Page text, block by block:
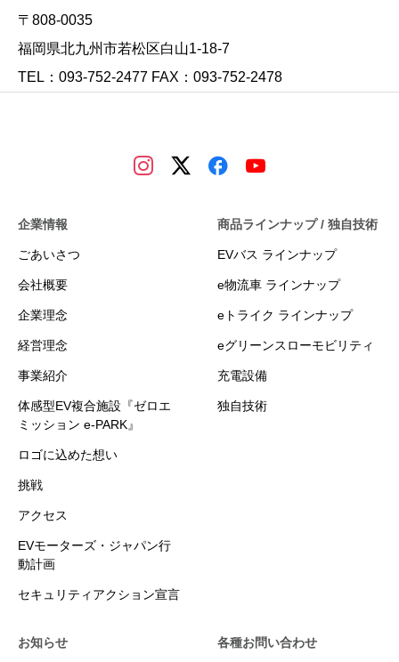
〒808-0035
福岡県北九州市若松区白山1-18-7
TEL：093-752-2477 FAX：093-752-2478
企業情報
ごあいさつ
会社概要
企業理念
経営理念
事業紹介
体感型EV複合施設『ゼロエ
ミッション e-PARK』
ロゴに込めた想い
挑戦
アクセス
EVモーターズ・ジャパン行
動計画
セキュリティアクション宣言
商品ラインナップ / 独自技術
EVバス ラインナップ
e物流車 ラインナップ
eトライク ラインナップ
eグリーンスローモビリティ
充電設備
独自技術
お知らせ 各種お問い合わせ